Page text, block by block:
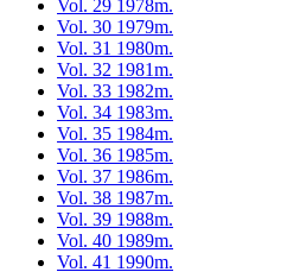
Vol. 29 1978m.
Vol. 30 1979m.
Vol. 31 1980m.
Vol. 32 1981m.
Vol. 33 1982m.
Vol. 34 1983m.
Vol. 35 1984m.
Vol. 36 1985m.
Vol. 37 1986m.
Vol. 38 1987m.
Vol. 39 1988m.
Vol. 40 1989m.
Vol. 41 1990m.